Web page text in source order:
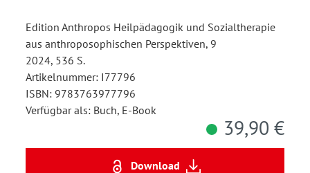
Edition Anthropos Heilpädagogik und Sozialtherapie
aus anthroposophischen Perspektiven, 9
2024, 536 S.
Artikelnummer: I77796
ISBN: 9783763977796
Verfügbar als: Buch, E-Book
39,90 €
Download